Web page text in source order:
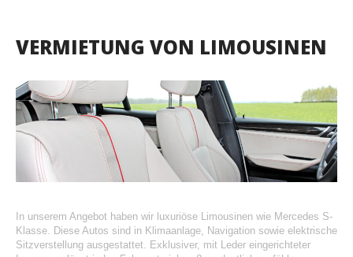
VERMIETUNG VON LIMOUSINEN
In unserem Angebot haben wir luxuriöse Limousinen wie Mercedes S-
Klasse. Diese Autos sind in Klimaanlage, Navigation sowie elektrische
Sitzverstellung ausgestattet. Exklusiver, mit Leder eingerichteter